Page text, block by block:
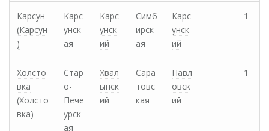
Карсун
(Карсун
)
Карс
унск
ая
Карс
унск
ий
Симб
ирск
ая
Карс
унск
ий
1
Холсто
вка
(Холсто
вка)
Стар
о-
Пече
урск
ая
Хвал
ынск
ий
Сара
товс
кая
Павл
овск
ий
1